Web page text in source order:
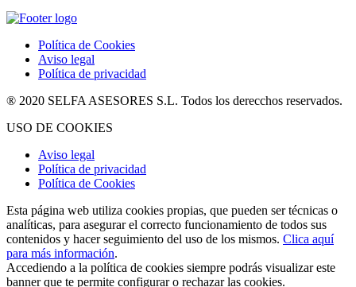
Política de Cookies
Aviso legal
Política de privacidad
® 2020 SELFA ASESORES S.L. Todos los derecchos reservados.
USO DE COOKIES
Aviso legal
Política de privacidad
Política de Cookies
Esta página web utiliza cookies propias, que pueden ser técnicas o
analíticas, para asegurar el correcto funcionamiento de todos sus
contenidos y hacer seguimiento del uso de los mismos. Clica aquí
para más información.
Accediendo a la política de cookies siempre podrás visualizar este
banner que te permite configurar o rechazar las cookies.